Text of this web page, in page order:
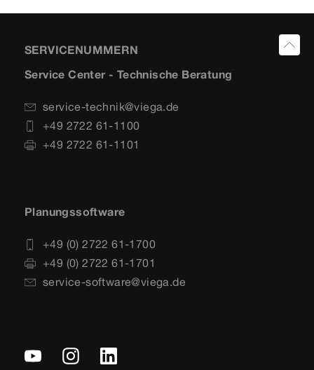
SERVICENUMMERN
Service Center - Technische Beratung
service-technik@viega.de
+49 2722 61-1100
+49 2722 61-1101
Planungssoftware
+49 (0) 2722 61-1700
+49 (0) 2722 61-1701
service-software@viega.de